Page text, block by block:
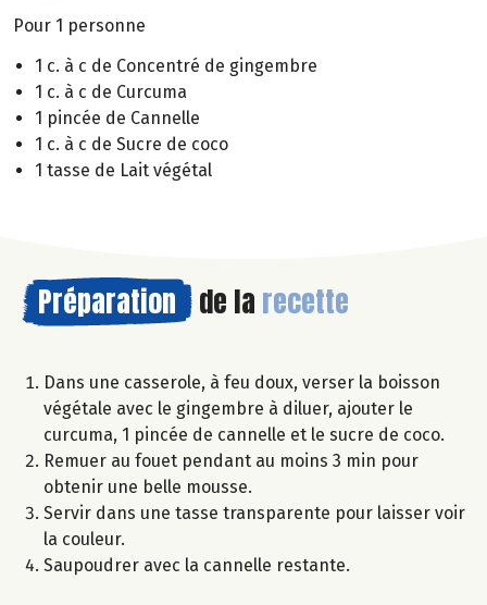
Pour 1 personne
1 c. à c de Concentré de gingembre
1 c. à c de Curcuma
1 pincée de Cannelle
1 c. à c de Sucre de coco
1 tasse de Lait végétal
Préparation de la recette
Dans une casserole, à feu doux, verser la boisson
végétale avec le gingembre à diluer, ajouter le
curcuma, 1 pincée de cannelle et le sucre de coco.
Remuer au fouet pendant au moins 3 min pour
obtenir une belle mousse.
Servir dans une tasse transparente pour laisser voir
la couleur.
Saupoudrer avec la cannelle restante.